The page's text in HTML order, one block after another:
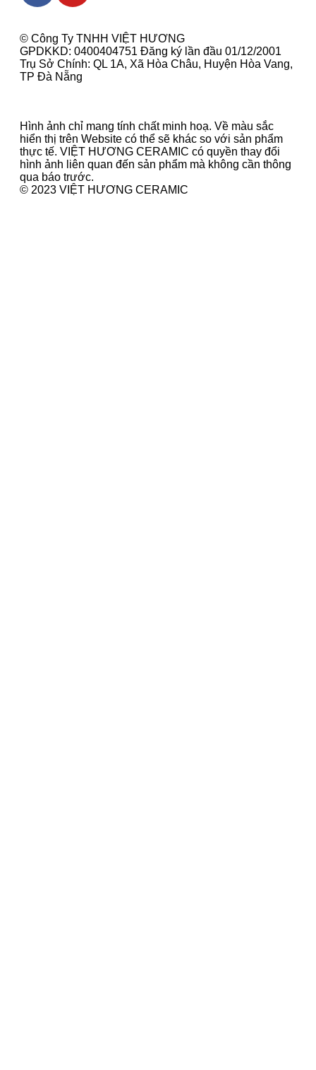
© Công Ty TNHH VIỆT HƯƠNG
GPDKKD: 0400404751 Đăng ký lần đầu 01/12/2001
Trụ Sở Chính: QL 1A, Xã Hòa Châu, Huyện Hòa Vang,
TP Đà Nẵng
Hình ảnh chỉ mang tính chất minh hoạ. Về màu sắc
hiển thị trên Website có thể sẽ khác so với sản phẩm
thực tế. VIỆT HƯƠNG CERAMIC có quyền thay đổi
hình ảnh liên quan đến sản phẩm mà không cần thông
qua báo trước.
© 2023 VIỆT HƯƠNG CERAMIC